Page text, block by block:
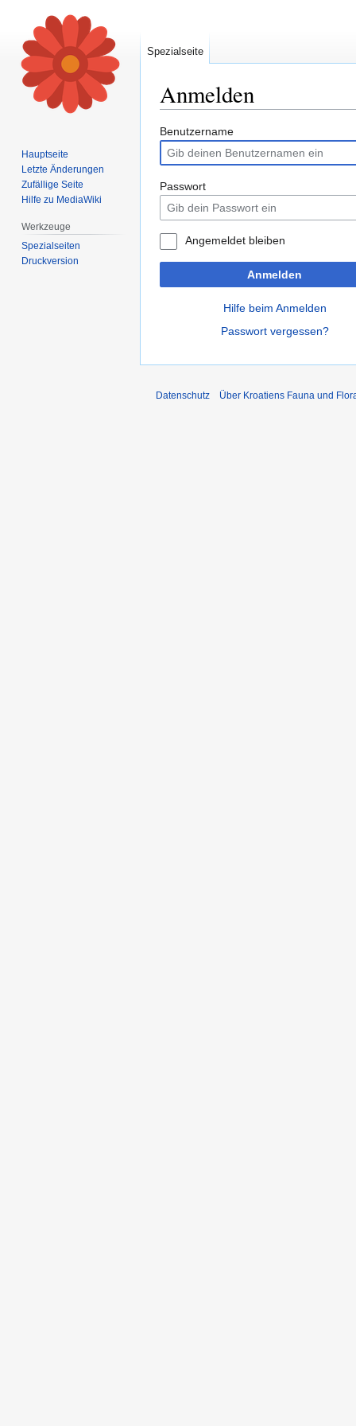
Anmelden
Zur
Navigation
springen
Zur
Suche
springen
Benutzername
Passwort
Angemeldet bleiben
Anmelden
Hilfe beim Anmelden
Passwort vergessen?
Spezialseite
Hauptseite
Letzte Änderungen
Zufällige Seite
Hilfe zu MediaWiki
Werkzeuge
Spezialseiten
Druckversion
Datenschutz Über Kroatiens Fauna und